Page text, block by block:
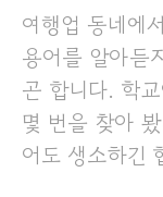
여행업 동네에
용어를 알아듣
곤 합니다. 학
몇 번을 찾아
어도 생소하긴